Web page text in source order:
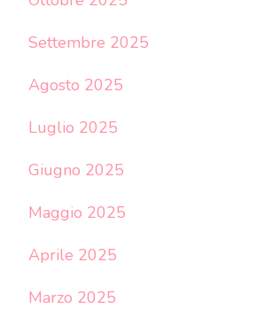
Settembre 2025
Agosto 2025
Luglio 2025
Giugno 2025
Maggio 2025
Aprile 2025
Marzo 2025